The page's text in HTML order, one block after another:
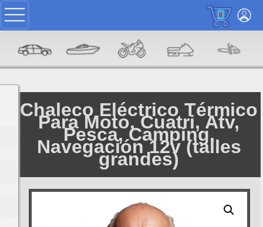
0
Chaleco Eléctrico Térmico
Para Moto, Cuatri, Atv,
Pesca, Camping,
Navegación 12v (talles
grandes)